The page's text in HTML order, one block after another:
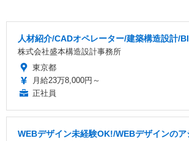
人材紹介/CADオペレーター/建築構造設計/
株式会社盛本構造設計事務所
東京都
月給23万8,000円～
正社員
WEBデザイン未経験OK!/WEBデザインの